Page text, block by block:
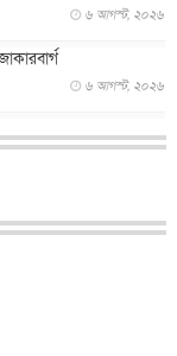
৬ আগস্ট, ২০২৬
৬ আগস্ট, ২০২৬
বিমান মুখোমুখি, তদন্...
৬ আগস্ট, ২০২৬
মালিক এখন জস বাটলার